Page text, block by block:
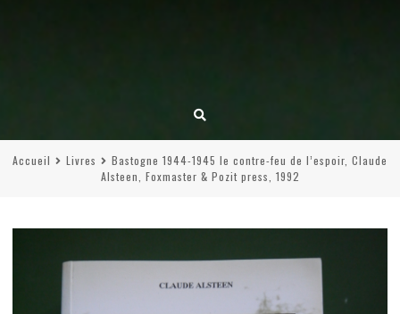
Accueil Livres
Bastogne 1944-1945 le contre-feu de l’espoir, Claude
Alsteen, Foxmaster & Pozit press, 1992